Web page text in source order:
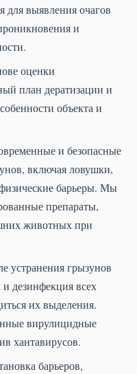
выявления очагов
и
оценки
план дератизации и
объекта и
и безопасные
включая ловушки,
барьеры. Мы
препараты,
животных при
устранения грызунов
дезинфекция всех
их выделения.
вирулицидные
хантавирусов.
барьеров,